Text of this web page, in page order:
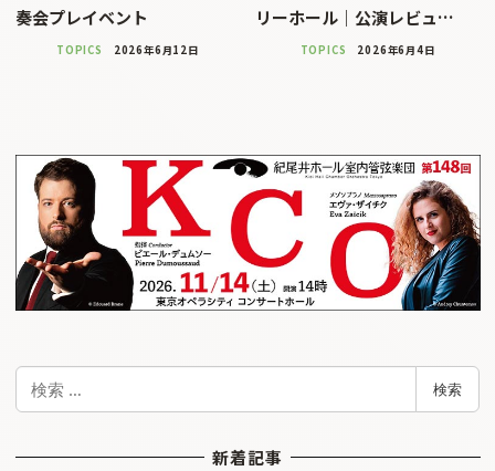
奏会プレイベント
TOPICS 2026年6月12日
リーホール｜公演レビュ…
TOPICS 2026年6月4日
検
索
検索
新着記事